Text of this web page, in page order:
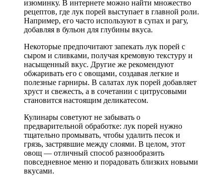
изюминку. В интернете можно найти множество
рецептов, где лук порей выступает в главной роли.
Например, его часто используют в супах и рагу,
добавляя в бульон для глубины вкуса.
Некоторые предпочитают запекать лук порей с
сыром и сливками, получая кремовую текстуру и
насыщенный вкус. Другие же рекомендуют
обжаривать его с овощами, создавая легкие и
полезные гарниры. В салатах лук порей добавляет
хруст и свежесть, а в сочетании с цитрусовыми
становится настоящим деликатесом.
Кулинары советуют не забывать о
предварительной обработке: лук порей нужно
тщательно промывать, чтобы удалить песок и
грязь, застрявшие между слоями. В целом, этот
овощ — отличный способ разнообразить
повседневное меню и порадовать близких новыми
вкусами.